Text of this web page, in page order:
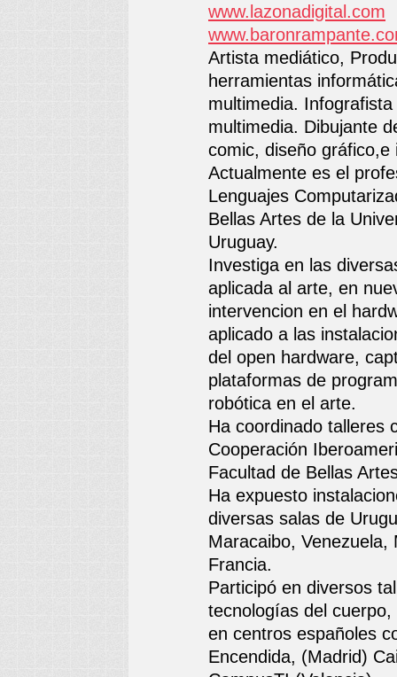
www.lazonadigital.com
Artista mediático,
herramientas
multimedia.
multimedia. Dibujante
comic, diseño gráfico,e
Actualmente es el
Lenguajes
Bellas Artes de la
Uruguay.
Investiga en las
aplicada al arte, en
intervencion en el
aplicado a las
del open hardware,
plataformas de
robótica en el arte.
Ha coordinado talleres
Cooperación
Facultad de Bellas
Ha expuesto
diversas salas de
Maracaibo,
Francia.
Participó en diversos
tecnologías del
en centros españoles
Encendida, (Madrid)